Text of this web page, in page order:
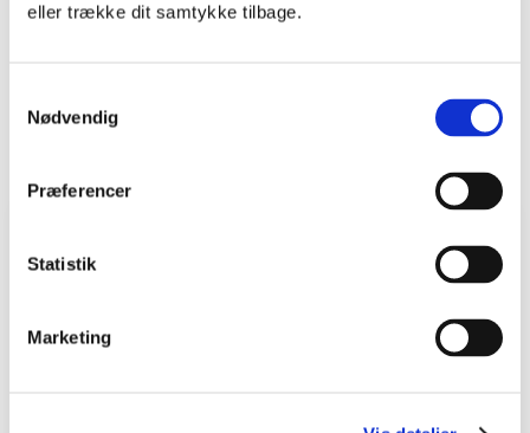
eller trække dit samtykke tilbage.
Nødvendig
Præferencer
Statistik
Marketing
Sidste nyt